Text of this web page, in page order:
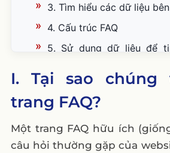
3. Tìm hiểu các dữ liệu
4. Cấu trúc FAQ
5. Sử dụng dữ liệu để
6. Yếu tố con người
IV. 25 ví dụ tuyệt vời nhất của
1. Twitter
2. YouTube
I. Tại sao chúng
trang FAQ?
Một trang FAQ hữu ích
câu hỏi thường gặp của